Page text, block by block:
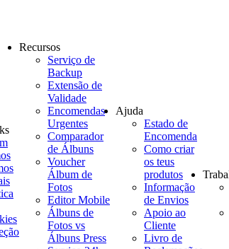
Recursos
Serviço de
Backup
Extensão de
Validade
Encomendas
Urgentes
Comparador
de Álbuns
Voucher
Álbum de
Fotos
Editor Mobile
Álbuns de
Fotos vs
Álbuns Press
Ajuda
Estado de
Encomenda
Como criar
os teus
produtos
Informação
de Envios
Apoio ao
Cliente
Livro de